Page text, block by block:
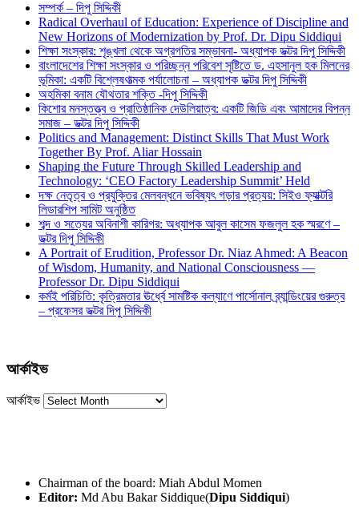
সম্পর্ক – দিপু সিদ্দিকী
Radical Overhaul of Education: Experience of Discipline and
New Horizons of Modernization by Prof. Dr. Dipu Siddiqui
শিক্ষা সংস্কার: শৃঙ্খলা থেকে অগ্রগতির সম্ভাবনা- অধ্যাপক ডক্টর দিপু সিদ্দিকী
বাংলাদেশের শিক্ষা সংস্কার ও পরিচ্ছন্ন পরিবেশ সৃষ্টিতে ড. এহসানুল হক মিলনের
ভূমিকা: একটি বিশ্লেষণাত্মক পর্যালোচনা – অধ্যাপক ডক্টর দিপু সিদ্দিকী
অহমিকা বনাম যৌথতার শক্তি -দিপু সিদ্দিকী
কিশোর মনস্তত্ত্ব ও প্রাতিষ্ঠানিক দেউলিয়াত্ব: একটি জিডি এবং আমাদের বিপন্ন
সমাজ – ডক্টর দিপু সিদ্দিকী
Politics and Management: Distinct Skills That Must Work
Together By Prof. Aliar Hossain
Shaping the Future Through Skilled Leadership and
Technology: ‘CEO Factory Leadership Summit’ Held
দক্ষ নেতৃত্ব ও প্রযুক্তির মেলবন্ধনে ভবিষ্যৎ গড়ার প্রত্যয়: সিইও ফ্যাক্টরি
লিডারশিপ সামিট অনুষ্ঠিত
শব্দ ও সত্যের অবিনাশী কারিগর: অধ্যাপক আবুল কাসেম ফজলুল হক স্মরণে –
ডক্টর দিপু সিদ্দিকী
A Portrait of Erudition, Professor Dr. Niaz Ahmed: A Beacon
of Wisdom, Humanity, and National Consciousness —
Professor Dr. Dipu Siddiqui
কর্মই পরিচিতি: কৃত্রিমতার ঊর্ধ্বে সামষ্টিক কল্যাণে পার্সোনাল ব্র্যান্ডিংয়ের গুরুত্ব
– প্রফেসর ডক্টর দিপু সিদ্দিকী
আর্কাইভ
আর্কাইভ
Chairman of the board: Miah Abdul Momen
Editor: Md Abu Bakar Siddique(Dipu Siddiqui)